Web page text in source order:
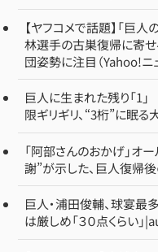
【ヤフコメで話題】「巨
林選手の古巣復帰に寄せ
団姿勢に注目（Yahoo!ニ
巨人に生まれた残り「1
限ギリギリ、“3桁”に眠る
「阿部さんのおかげ」オ
謝”が示した、巨人復帰
巨人・浦田俊輔、球宴最
は厳しめ「３０点くらい」